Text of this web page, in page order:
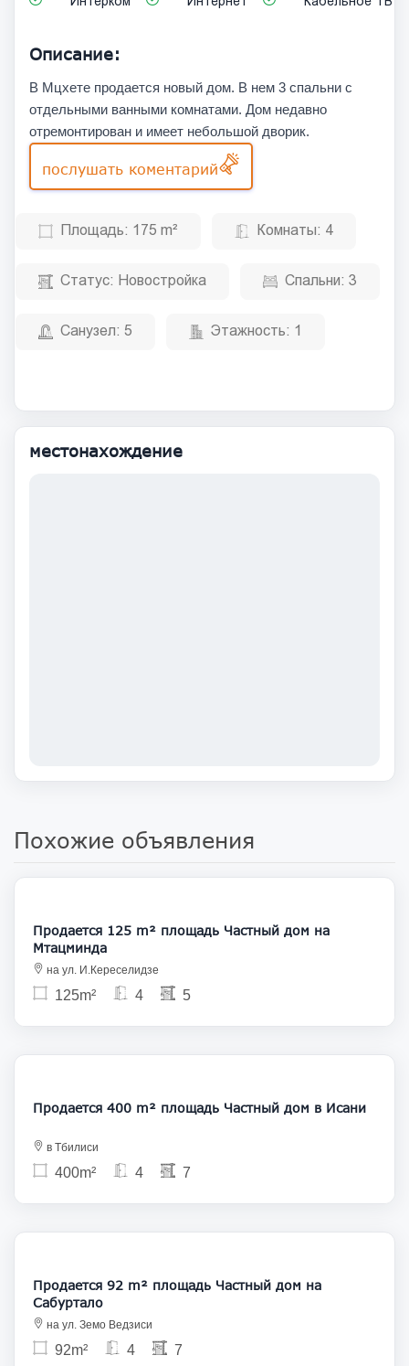
Описание:
В Мцхете продается новый дом. В нем 3 спальни с
отдельными ванными комнатами. Дом недавно
отремонтирован и имеет небольшой дворик.
послушать коментарий
Площадь: 175 m² Комнаты: 4
Статус: Новостройка Спальни: 3
Санузел: 5 Этажность: 1
местонахождение
Похожие объявления
260 000
Продается 125 m² площадь Частный дом на
Мтацминда
на ул. И.Кереселидзе
125m² 4 5
200 000
Продается 400 m² площадь Частный дом в Исани
в Тбилиси
400m² 4 7
250 000
Продается 92 m² площадь Частный дом на
Сабуртало
на ул. Земо Ведзиси
92m² 4 7